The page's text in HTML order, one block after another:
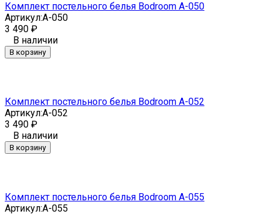
Комплект постельного белья Bodroom A-050
Артикул:A-050
3 490 ₽
В наличии
В корзину
Комплект постельного белья Bodroom A-052
Артикул:A-052
3 490 ₽
В наличии
В корзину
Комплект постельного белья Bodroom A-055
Артикул:A-055